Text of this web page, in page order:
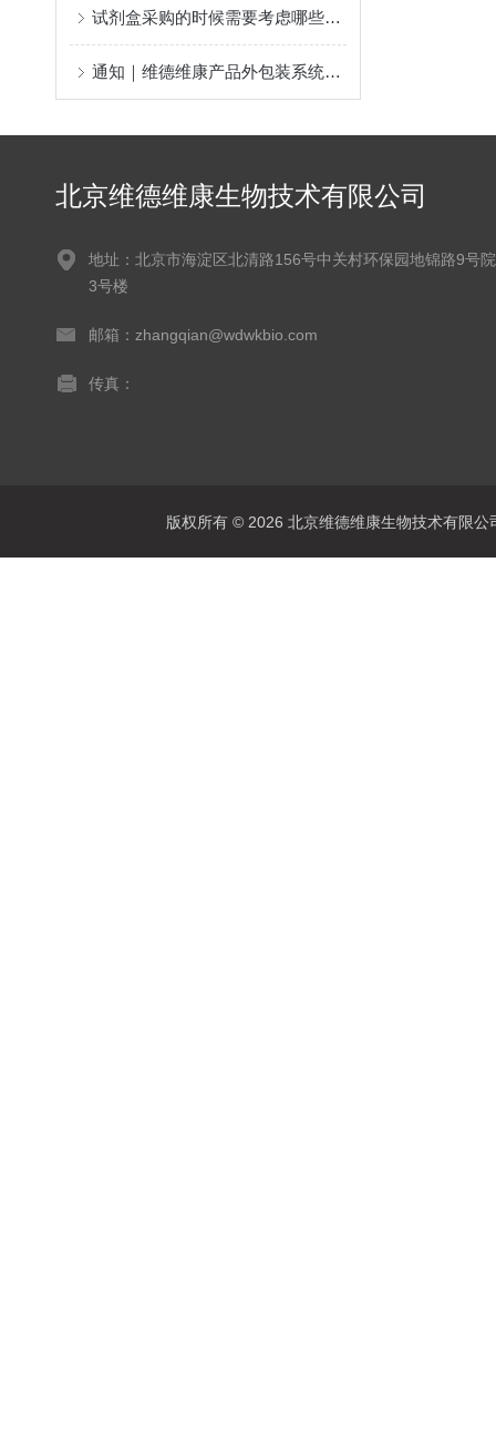
试剂盒采购的时候需要考虑哪些因素
通知｜维德维康产品外包装系统化更换
北京维德维康生物技术有限公司
地址：北京市海淀区北清路156号中关村环保园地锦路9号院
3号楼
邮箱：zhangqian@wdwkbio.com
传真：
版权所有 © 2026 北京维德维康生物技术有